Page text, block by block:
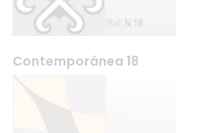
Contemporánea 18